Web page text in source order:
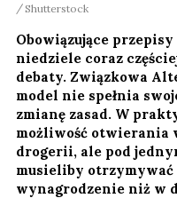
Shutterstock
Obowiązujące
niedziele coraz
debaty. Związkowa
model nie spełnia
zmianę zasad. W
możliwość otwierania
drogerii, ale pod
musieliby otrzymywać
wynagrodzenie niż w